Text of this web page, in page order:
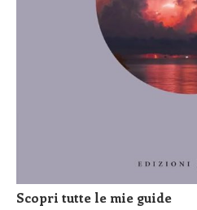
Scopri tutte le mie guide